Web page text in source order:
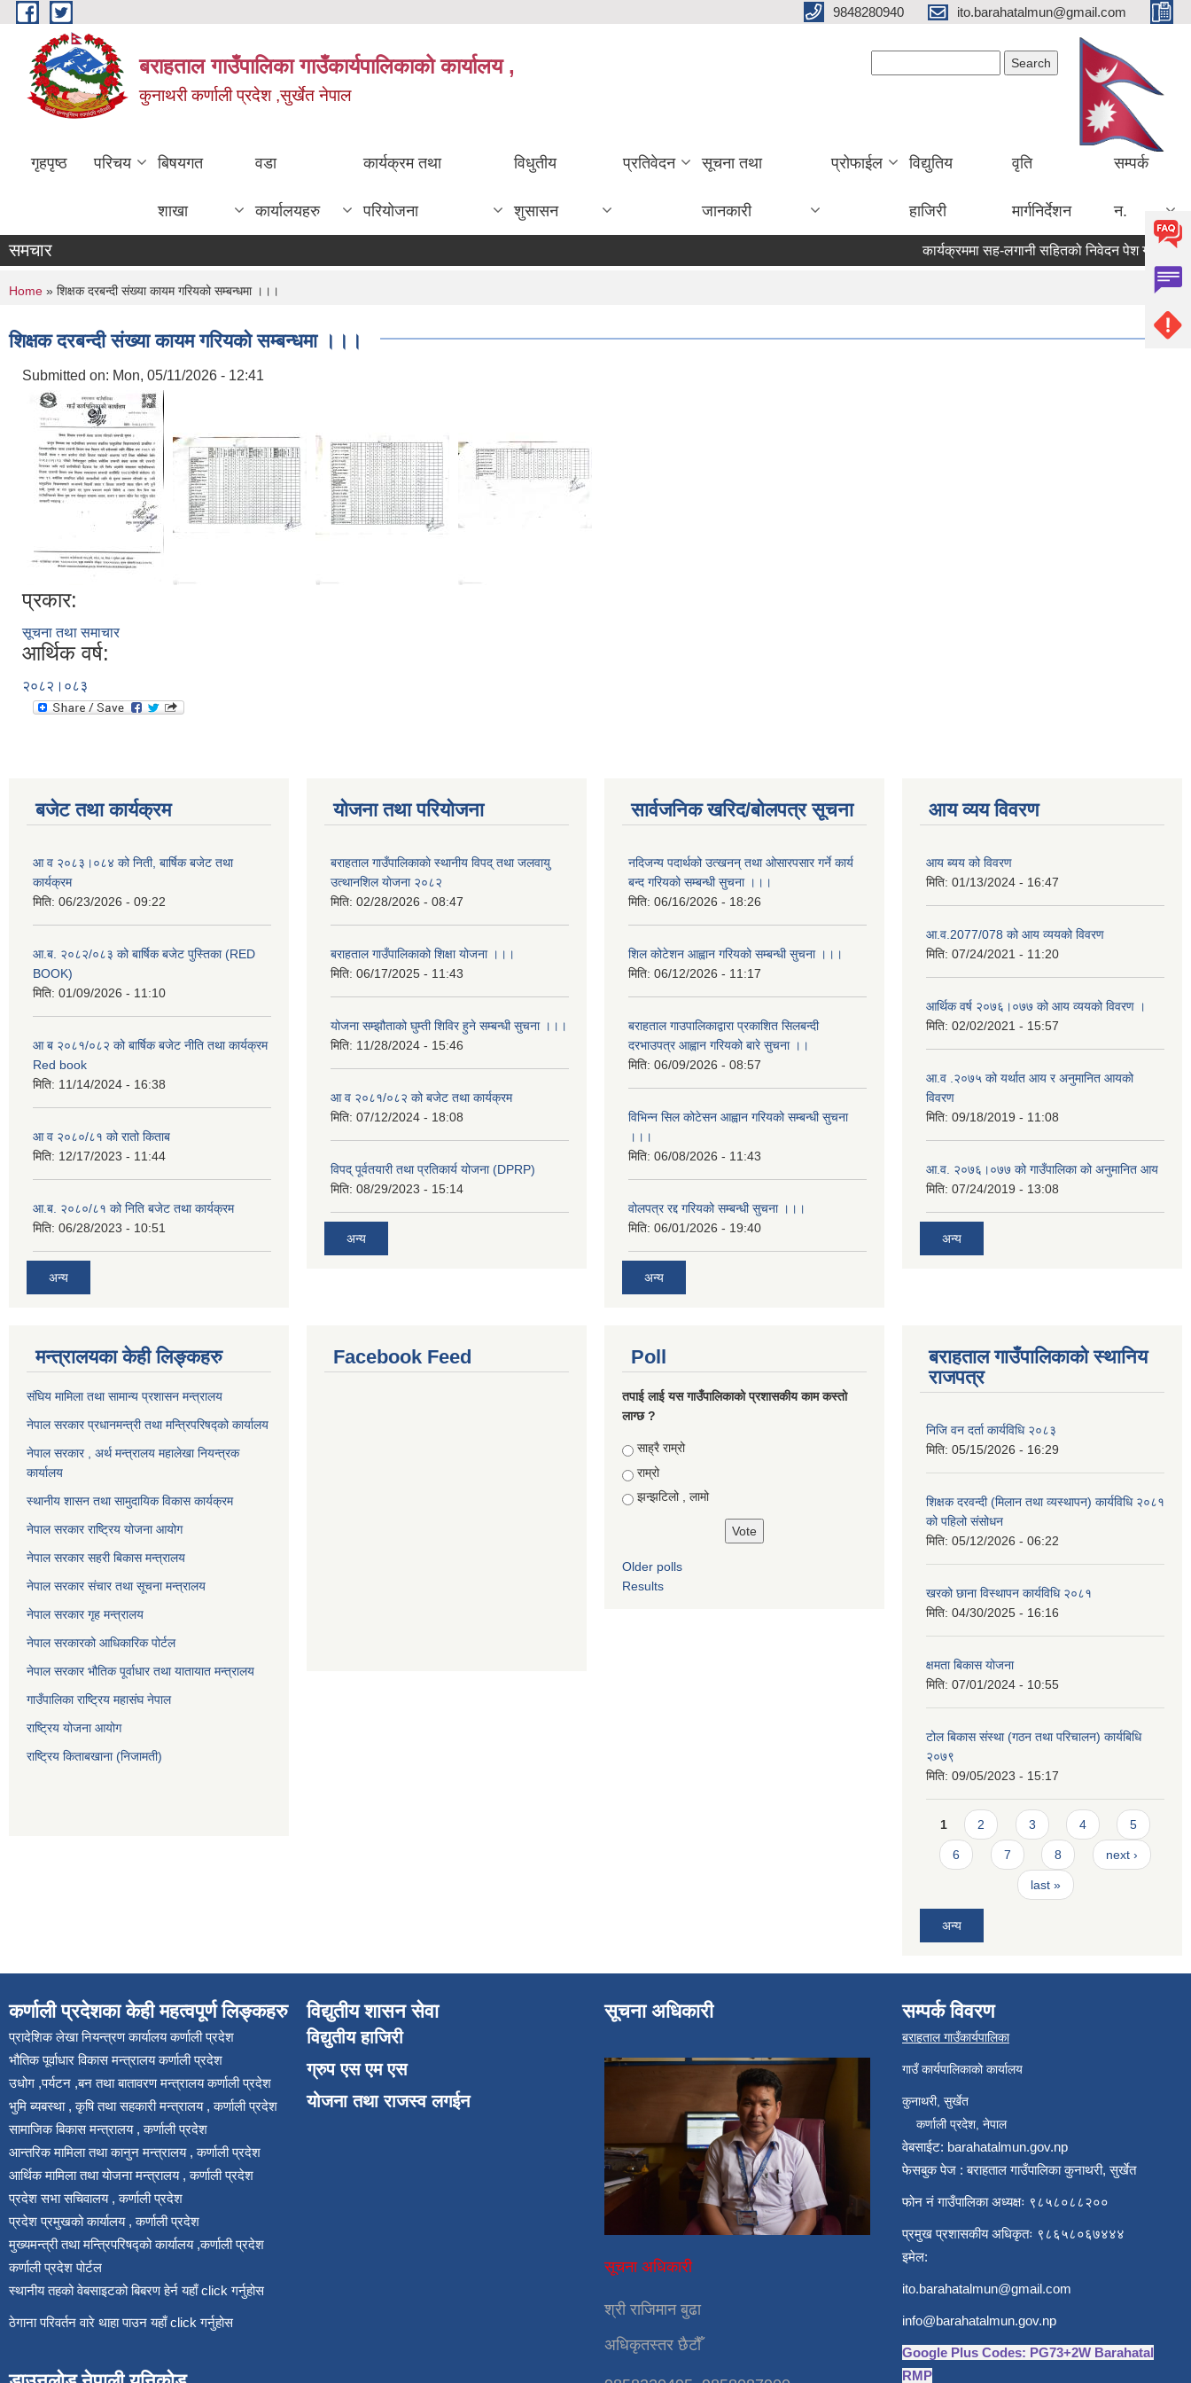
Skip to main content 9848280940 ito.barahatalmun@gmail.com
बराहताल गाउँपालिका गाउँकार्यपालिकाको कार्यालय ,
कुनाथरी कर्णाली प्रदेश ,सुर्खेत नेपाल
गृहपृष्ठ परिचय बिषयगत
शाखा
वडा
कार्यालयहरु
कार्यक्रम तथा
परियोजना
विधुतीय
शुसासन
प्रतिवेदन सूचना तथा
जानकारी
प्रोफाईल विद्युतिय
हाजिरी
वृति
मार्गनिर्देशन
सम्पर्क
न.
समचार कार्यक्रममा सह-लगानी सहितको निवेदन पेश गर्ने
You are here
Home » शिक्षक दरबन्दी संख्या कायम गरियको सम्बन्धमा ।।।
शिक्षक दरबन्दी संख्या कायम गरियको सम्बन्धमा ।।।
Submitted on: Mon, 05/11/2026 - 12:41
प्रकार:
सूचना तथा समाचार
आर्थिक वर्ष:
२०८२।०८३
बजेट तथा कार्यक्रम
आ व २०८३।०८४ को निती, बार्षिक बजेट तथा
कार्यक्रम
मिति: 06/23/2026 - 09:22
आ.ब. २०८२/०८३ को बार्षिक बजेट पुस्तिका (RED
BOOK)
मिति: 01/09/2026 - 11:10
आ ब २०८१/०८२ को बार्षिक बजेट नीति तथा कार्यक्रम
Red book
मिति: 11/14/2024 - 16:38
आ व २०८०/८१ को रातो किताब
मिति: 12/17/2023 - 11:44
आ.ब. २०८०/८१ को निति बजेट तथा कार्यक्रम
मिति: 06/28/2023 - 10:51
अन्य
योजना तथा परियोजना
बराहताल गाउँपालिकाकाे स्थानीय विपद् तथा जलवायु
उत्थानशिल याेजना २०८२
मिति: 02/28/2026 - 08:47
बराहताल गाउँपालिकाको शिक्षा योजना ।।।
मिति: 06/17/2025 - 11:43
योजना सम्झौताको घुम्ती शिविर हुने सम्बन्धी सुचना ।।।
मिति: 11/28/2024 - 15:46
आ व २०८१/०८२ को बजेट तथा कार्यक्रम
मिति: 07/12/2024 - 18:08
विपद् पूर्वतयारी तथा प्रतिकार्य योजना (DPRP)
मिति: 08/29/2023 - 15:14
अन्य
सार्वजनिक खरिद/बोलपत्र सूचना
नदिजन्य पदार्थको उत्खनन् तथा ओसारपसार गर्ने कार्य
बन्द गरियको सम्बन्धी सुचना ।।।
मिति: 06/16/2026 - 18:26
शिल कोटेशन आह्वान गरियको सम्बन्धी सुचना ।।।
मिति: 06/12/2026 - 11:17
बराहताल गाउपालिकाद्वारा प्रकाशित सिलबन्दी
दरभाउपत्र आह्वान गरियको बारे सुचना ।।
मिति: 06/09/2026 - 08:57
विभिन्न सिल कोटेसन आह्वान गरियको सम्बन्धी सुचना
।।।
मिति: 06/08/2026 - 11:43
वोलपत्र रद्द गरियको सम्बन्धी सुचना ।।।
मिति: 06/01/2026 - 19:40
अन्य
आय व्यय विवरण
आय ब्यय को विवरण
मिति: 01/13/2024 - 16:47
आ.व.2077/078 को आय व्ययको विवरण
मिति: 07/24/2021 - 11:20
आर्थिक वर्ष २०७६।०७७ को आय व्ययको विवरण ।
मिति: 02/02/2021 - 15:57
आ.व .२०७५ को यर्थात आय र अनुमानित आयको
विवरण
मिति: 09/18/2019 - 11:08
आ.व. २०७६।०७७ को गाउँपालिका को अनुमानित आय
मिति: 07/24/2019 - 13:08
अन्य
मन्त्रालयका केही लिङ्कहरु
संघिय मामिला तथा सामान्य प्रशासन मन्त्रालय
नेपाल सरकार प्रधानमन्त्री तथा मन्त्रिपरिषद्को कार्यालय
नेपाल सरकार , अर्थ मन्त्रालय महालेखा नियन्त्रक
कार्यालय
स्थानीय शासन तथा सामुदायिक विकास कार्यक्रम
नेपाल सरकार राष्ट्रिय योजना आयोग
नेपाल सरकार सहरी बिकास मन्त्रालय
नेपाल सरकार संचार तथा सूचना मन्त्रालय
नेपाल सरकार गृह मन्त्रालय
नेपाल सरकारको आधिकारिक पोर्टल
नेपाल सरकार भौतिक पूर्वाधार तथा यातायात मन्त्रालय
गाउँपालिका राष्ट्रिय महासंघ नेपाल
राष्ट्रिय योजना आयोग
राष्ट्रिय किताबखाना (निजामती)
Facebook Feed Poll
तपाई लाई यस गाउँपालिकाको प्रशासकीय काम कस्तो
लाग्छ ?
Choices
साह्रै राम्रो
राम्रो
झन्झटिलो , लामो
Older polls
Results
बराहताल गाउँपालिकाको स्थानिय
राजपत्र
निजि वन दर्ता कार्यविधि २०८३
मिति: 05/15/2026 - 16:29
शिक्षक दरवन्दी (मिलान तथा व्यस्थापन) कार्यविधि २०८१
को पहिलो संसोधन
मिति: 05/12/2026 - 06:22
खरको छाना विस्थापन कार्यविधि २०८१
मिति: 04/30/2025 - 16:16
क्षमता बिकास योजना
मिति: 07/01/2024 - 10:55
टोल बिकास संस्था (गठन तथा परिचालन) कार्यबिधि
२०७९
मिति: 09/05/2023 - 15:17
Pages
1 2 3 4 5
6 7 8 next ›
last »
अन्य
कर्णाली प्रदेशका केही महत्वपूर्ण लिङ्कहरु
प्रादेशिक लेखा नियन्त्रण कार्यालय कर्णाली प्रदेश
भौतिक पूर्वाधार विकास मन्त्रालय कर्णाली प्रदेश
उधोग ,पर्यटन ,बन तथा बातावरण मन्त्रालय कर्णाली प्रदेश
भुमि ब्यबस्था , कृषि तथा सहकारी मन्त्रालय , कर्णाली प्रदेश
सामाजिक बिकास मन्त्रालय , कर्णाली प्रदेश
आन्तरिक मामिला तथा कानुन मन्त्रालय , कर्णाली प्रदेश
आर्थिक मामिला तथा योजना मन्त्रालय , कर्णाली प्रदेश
प्रदेश सभा सचिवालय , कर्णाली प्रदेश
प्रदेश प्रमुखको कार्यालय , कर्णाली प्रदेश
मुख्यमन्त्री तथा मन्त्रिपरिषद्को कार्यालय ,कर्णाली प्रदेश
कर्णाली प्रदेश पोर्टल
स्थानीय तहको वेबसाइटको बिबरण हेर्न यहाँ click गर्नुहोस
ठेगाना परिवर्तन वारे थाहा पाउन यहाँ click गर्नुहोस
विद्युतीय शासन सेवा
विद्युतीय हाजिरी
ग्रुप एस एम एस
योजना तथा राजस्व लगईन
सूचना अधिकारी
सूचना अधिकारी
श्री राजिमान बुढा
अधिकृतस्तर छैटौँ
सम्पर्क विवरण
बराहताल गाउँकार्यपालिका
गाउँ कार्यपालिकाको कार्यालय
कुनाथरी, सुर्खेत
कर्णाली प्रदेश, नेपाल
वेबसाईट: barahatalmun.gov.np
फेसबुक पेज : बराहताल गाउँपालिका कुनाथरी, सुर्खेत
फोन नं गाउँपालिका अध्यक्षः ९८५८०८८२००
प्रमुख प्रशासकीय अधिकृतः ९८६५८०६७४४४
इमेल:
ito.barahatalmun@gmail.com
info@barahatalmun.gov.np
Google Plus Codes: PG73+2W Barahatal
RMP